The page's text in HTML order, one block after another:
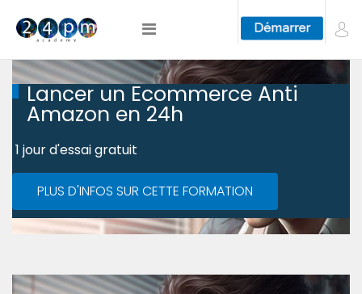
Lancer un Ecommerce Anti
Amazon en 24h
1 jour d'essai gratuit
PLUS D'INFOS SUR CETTE FORMATION